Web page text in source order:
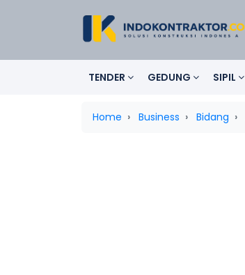
TENDER GEDUNG SIPIL
Home Business Bidang